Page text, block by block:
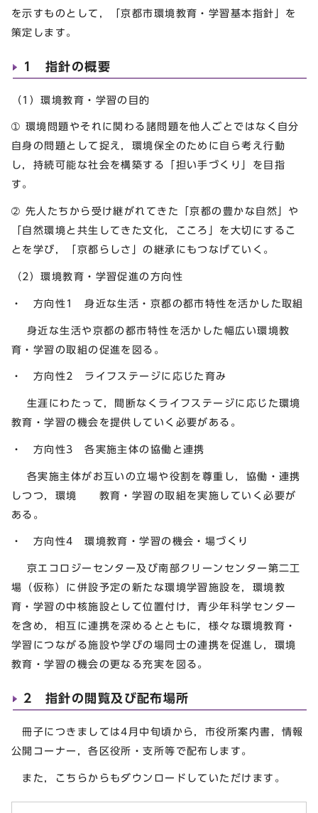
を示すものとして，「京都市環境教育・学習基本指針」を
策定します。
1 指針の概要
（1）環境教育・学習の目的
➀ 環境問題やそれに関わる諸問題を他人ごとではなく自分
自身の問題として捉え，環境保全のために自ら考え行動
し，持続可能な社会を構築する「担い手づくり」を目指
す。
➁ 先人たちから受け継がれてきた「京都の豊かな自然」や
「自然環境と共生してきた文化，こころ」を大切にするこ
とを学び，「京都らしさ」の継承にもつなげていく。
（2）環境教育・学習促進の方向性
・ 方向性1 身近な生活・京都の都市特性を活かした取組
身近な生活や京都の都市特性を活かした幅広い環境教
育・学習の取組の促進を図る。
・ 方向性2 ライフステージに応じた育み
生涯にわたって，間断なくライフステージに応じた環境
教育・学習の機会を提供していく必要がある。
・ 方向性3 各実施主体の協働と連携
各実施主体がお互いの立場や役割を尊重し，協働・連携
しつつ，環境 教育・学習の取組を実施していく必要が
ある。
・ 方向性4 環境教育・学習の機会・場づくり
京エコロジーセンター及び南部クリーンセンター第二工
場（仮称）に併設予定の新たな環境学習施設を，環境教
育・学習の中核施設として位置付け，青少年科学センター
を含め，相互に連携を深めるとともに，様々な環境教育・
学習につながる施設や学びの場同士の連携を促進し，環境
教育・学習の機会の更なる充実を図る。
2 指針の閲覧及び配布場所
冊子につきましては4月中旬頃から，市役所案内書，情報
公開コーナー，各区役所・支所等で配布します。
また，こちらからもダウンロードしていただけます。